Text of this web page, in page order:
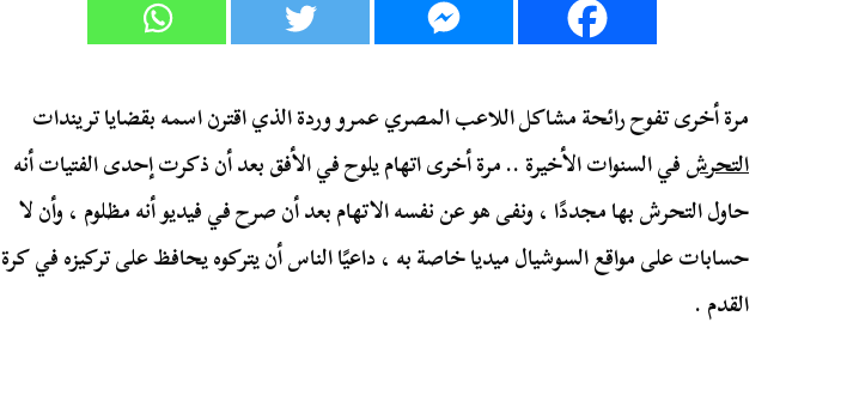
مرة أخرى تفوح رائحة مشاكل اللاعب المصري عمرو وردة الذي اقترن اسمه بقضايا تريندات
التحرشفي السنوات الأخيرة .. مرة أخرى اتهام يلوح في الأفق بعد أن ذكرت إحدى الفتيات أنه
حاول التحرش بها مجددًا ، ونفى هو عن نفسه الاتهام بعد أن صرح في فيديو أنه مظلوم ، وأن لا
حسابات على مواقع السوشيال ميديا خاصة به ، داعيًا الناس أن يتركوه يحافظ على تركيزه في كرة
القدم .